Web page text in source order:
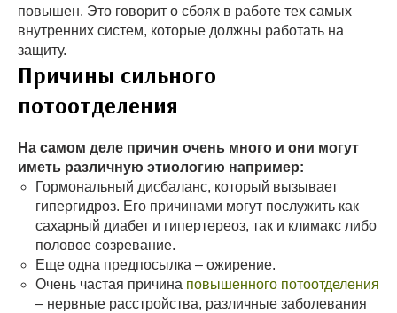
повышен. Это говорит о сбоях в работе тех самых
внутренних систем, которые должны работать на
защиту.
Причины сильного
потоотделения
На самом деле причин очень много и они могут
иметь различную этиологию например:
Гормональный дисбаланс, который вызывает
гипергидроз. Его причинами могут послужить как
сахарный диабет и гипертереоз, так и климакс либо
половое созревание.
Еще одна предпосылка – ожирение.
Очень частая причина повышенного потоотделения
– нервные расстройства, различные заболевания